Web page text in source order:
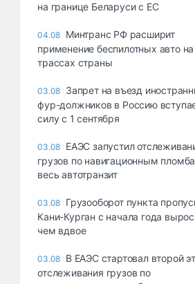
на границе Беларуси с ЕС
04.08 Минтранс РФ расширит
применение беспилотных авто на
трассах страны
03.08 Запрет на въезд
фур-должников в Россию
силу с 1 сентября
03.08 ЕАЭС запустил
грузов по навигационным
весь автотранзит
03.08 Грузооборот пункта
Кани-Курган с начала года
чем вдвое
03.08 В ЕАЭС стартовал второй
отслеживания грузов по